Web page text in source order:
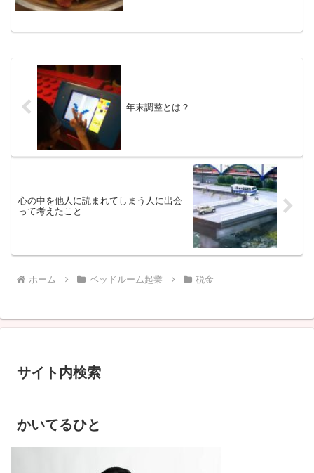
年末調整とは？
心の中を他人に読まれてしまう人に出会
って考えたこと
ホーム ベッドルーム起業 税金
サイト内検索
かいてるひと